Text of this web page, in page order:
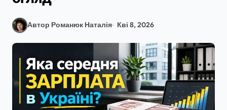
Автор Романюк Наталія Кві 8, 2026